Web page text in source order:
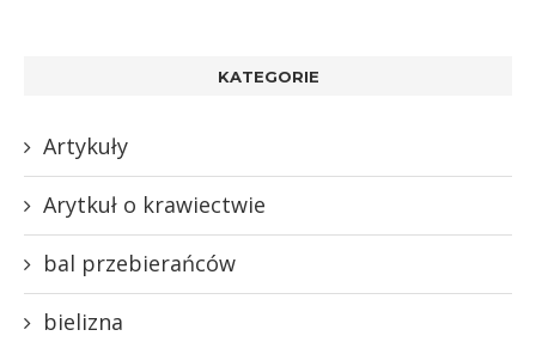
KATEGORIE
Artykuły
Arytkuł o krawiectwie
bal przebierańców
bielizna